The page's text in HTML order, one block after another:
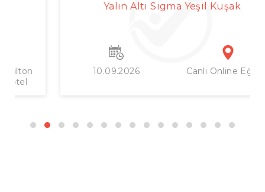
Yalın Altı Sigma Yeşil Kuşak
10.09.2026 Canlı Online Eğitim